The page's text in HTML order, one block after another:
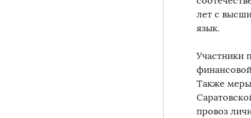
лет с
язык.
Участники
Также
провоз